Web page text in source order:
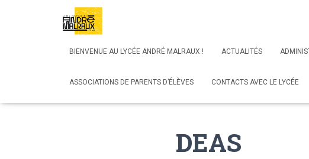
BIENVENUE AU LYCÉE ANDRÉ MALRAUX ! ACTUALITÉS
ASSOCIATIONS DE PARENTS D’ÉLÈVES CONTACTS AVEC LE LYCÉE
DEAS